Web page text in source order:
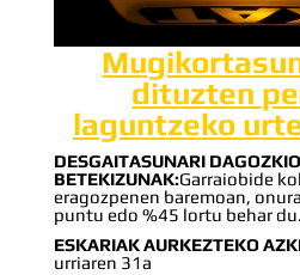
dituzten
laguntzeko
DESGAITASUNARI
BETEKIZUNAK:Garraiobide
eragozpenen baremoan,
puntu edo %45 lortu behar du.
ESKARIAK AURKEZTEKO
urriaren 31a